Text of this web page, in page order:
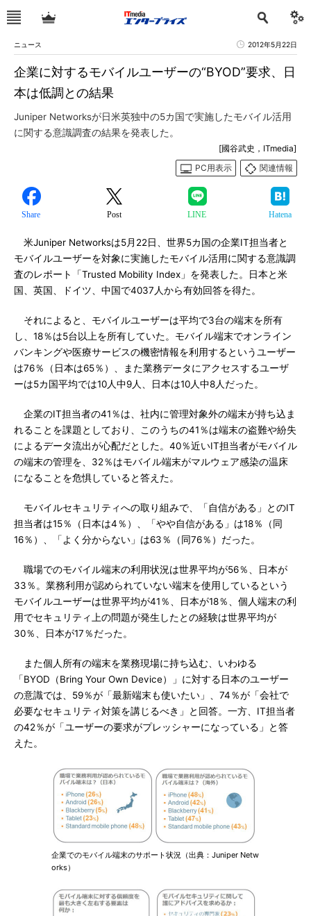
ニュース 2012年5月22日
企業に対するモバイルユーザーの“BYOD”要求、日
本は低調との結果
Juniper Networksが日米英独中の5カ国で実施したモバイル活用
に関する意識調査の結果を発表した。
[國谷武史，ITmedia]
PC用表示
関連情報
Share Post LINE Hatena
米Juniper Networksは5月22日、世界5カ国の企業IT担当者と
モバイルユーザーを対象に実施したモバイル活用に関する意識調
査のレポート「Trusted Mobility Index」を発表した。日本と米
国、英国、ドイツ、中国で4037人から有効回答を得た。
それによると、モバイルユーザーは平均で3台の端末を所有
し、18％は5台以上を所有していた。モバイル端末でオンライン
バンキングや医療サービスの機密情報を利用するというユーザー
は76％（日本は65％）、また業務データにアクセスするユーザ
ーは5カ国平均では10人中9人、日本は10人中8人だった。
企業のIT担当者の41％は、社内に管理対象外の端末が持ち込ま
れることを課題としており、このうちの41％は端末の盗難や紛失
によるデータ流出が心配だとした。40％近いIT担当者がモバイル
の端末の管理を、32％はモバイル端末がマルウェア感染の温床
になることを危惧していると答えた。
モバイルセキュリティへの取り組みで、「自信がある」とのIT
担当者は15％（日本は4％）、「やや自信がある」は18％（同
16％）、「よく分からない」は63％（同76％）だった。
職場でのモバイル端末の利用状況は世界平均が56％、日本が
33％。業務利用が認められていない端末を使用しているという
モバイルユーザーは世界平均が41％、日本が18％、個人端末の利
用でセキュリティ上の問題が発生したとの経験は世界平均が
30％、日本が17％だった。
また個人所有の端末を業務現場に持ち込む、いわゆる
「BYOD（Bring Your Own Device）」に対する日本のユーザー
の意識では、59％が「最新端末も使いたい」、74％が「会社で
必要なセキュリティ対策を講じるべき」と回答。一方、IT担当者
の42％が「ユーザーの要求がプレッシャーになっている」と答
えた。
企業でのモバイル端末のサポート状況（出典：Juniper Netw
orks）